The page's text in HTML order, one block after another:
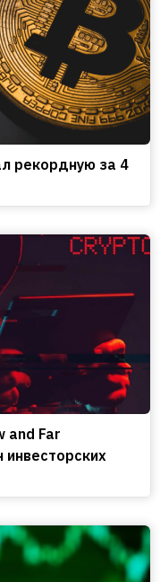
рекордную за 4
and Far
инвесторских